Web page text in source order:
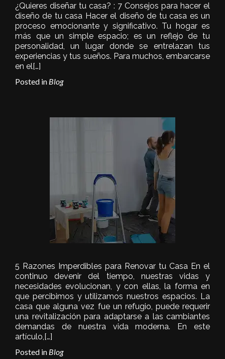
¿Quieres diseñar tu casa? : 7 Consejos para hacer el
diseño de tu casa Hacer el diseño de tu casa es un
proceso emocionante y significativo. Tu hogar es
más que un simple espacio; es un reflejo de tu
personalidad, un lugar donde se entrelazan tus
experiencias y tus sueños. Para muchos, embarcarse
en el[…]
Posted in Blog
5 Razones Imperdibles para Renovar tu Casa En el
continuo devenir del tiempo, nuestras vidas y
necesidades evolucionan, y con ellas, la forma en
que percibimos y utilizamos nuestros espacios. La
casa que alguna vez fue un refugio, puede requerir
una revitalización para adaptarse a las cambiantes
demandas de nuestra vida moderna. En este
artículo,[…]
Posted in Blog